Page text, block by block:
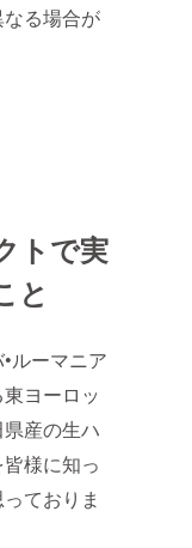
る場合が
トで実
と
ルーマニア
ヨーロッ
産の生ハ
様に知っ
ておりま